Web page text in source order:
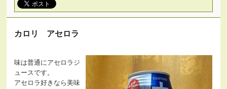
カロリ アセロラ
味は普通にアセロラジ
ュースです。
アセロラ好きなら美味